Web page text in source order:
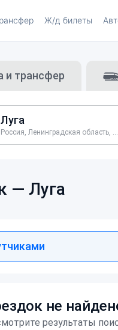
Ж/д билеты
и трансфер
Россия, Ленинградская область, Лужский район
— Луга
не
результаты